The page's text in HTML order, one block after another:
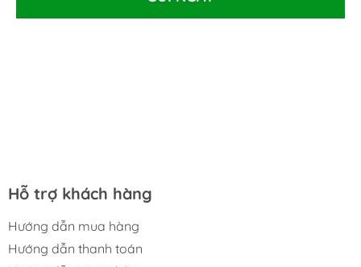
Hỗ trợ khách hàng
Hướng dẫn mua hàng
Hướng dẫn thanh toán